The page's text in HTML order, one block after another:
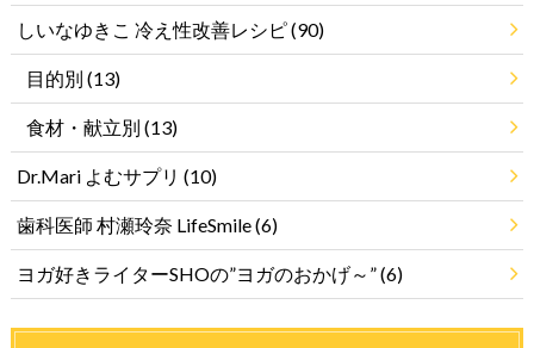
しいなゆきこ 冷え性改善レシピ(90)
目的別 (13)
食材・献立別 (13)
Dr.Mari よむサプリ (10)
歯科医師 村瀬玲奈 LifeSmile(6)
ヨガ好きライターSHOの”ヨガのおかげ～”(6)